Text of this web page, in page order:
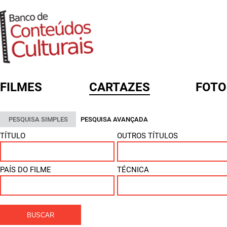
FILMES CARTAZES
PESQUISA SIMPLES PESQUISA AVANÇADA
TÍTULO OUTROS TÍTULOS
PAÍS DO FILME TÉCNICA
FORMULÁRIO DE BUSCA